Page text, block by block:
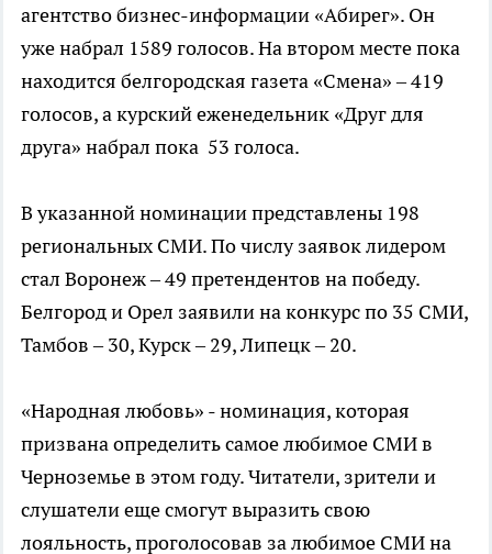
агентство бизнес-информации «Абирег». Он
уже набрал 1589 голосов. На втором месте пока
находится белгородская газета «Смена» – 419
голосов, а курский еженедельник «Друг для
друга» набрал пока 53 голоса.
В указанной номинации представлены 198
региональных СМИ. По числу заявок лидером
стал Воронеж – 49 претендентов на победу.
Белгород и Орел заявили на конкурс по 35 СМИ,
Тамбов – 30, Курск – 29, Липецк – 20.
«Народная любовь» - номинация, которая
призвана определить самое любимое СМИ в
Черноземье в этом году. Читатели, зрители и
слушатели еще смогут выразить свою
лояльность, проголосовав за любимое СМИ на